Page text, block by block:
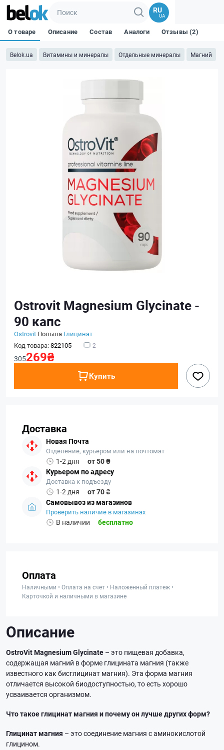
RU
UA
Belok.ua Витамины и минералы Отдельные минералы Магний
О товаре Описание Состав Аналоги Отзывы (2)
Ostrovit Magnesium Glycinate -
90 капс
Ostrovit Польша Глицинат
Код товара:822105 2
305269₴
Купить
Доставка
Новая Почта
Отделение, курьером или на почтомат
1-2 дня
от 50 ₴
Курьером по адресу
Доставка к подъезду
1-2 дня
от 70 ₴
Самовывоз из магазинов
Проверить наличие в магазинах
В наличии бесплатно
Оплата
Наличными • Оплата на счет • Наложенный платеж •
Карточкой и наличными в магазине
Описание
OstroVit Magnesium Glycinate – это пищевая добавка,
содержащая магний в форме глицината магния (также
известного как бисглицинат магния). Эта форма магния
отличается высокой биодоступностью, то есть хорошо
усваивается организмом.
Что такое глицинат магния и почему он лучше других форм?
Глицинат магния – это соединение магния с аминокислотой
глицином.